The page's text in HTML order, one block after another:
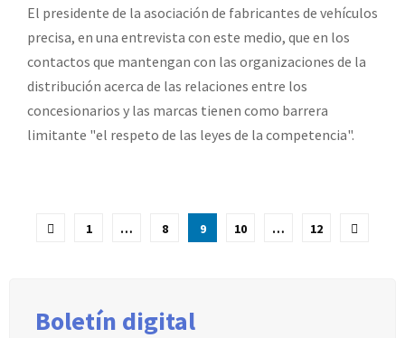
El presidente de la asociación de fabricantes de vehículos
precisa, en una entrevista con este medio, que en los
contactos que mantengan con las organizaciones de la
distribución acerca de las relaciones entre los
concesionarios y las marcas tienen como barrera
limitante "el respeto de las leyes de la competencia".
Paginación
1 … 8 9 10 … 12
Boletín digital